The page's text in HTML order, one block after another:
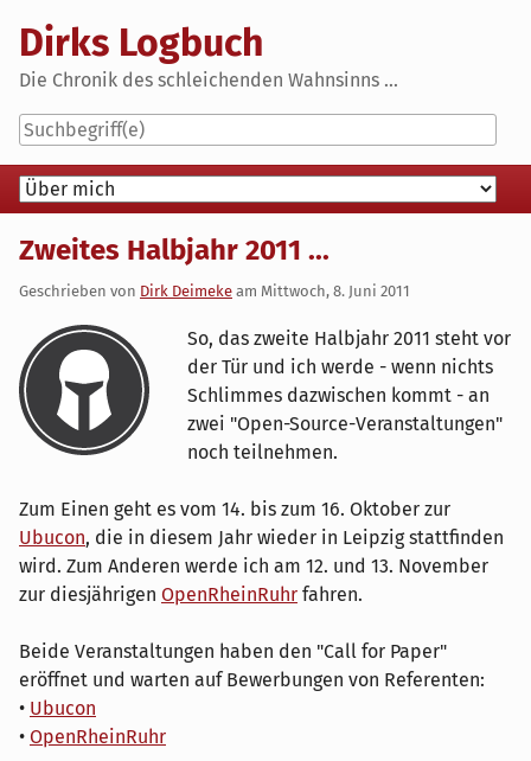
content
Dirks Logbuch
Die Chronik des schleichenden Wahnsinns ...
Navigation
Zweites Halbjahr 2011 ...
Geschrieben von Dirk Deimeke am Mittwoch, 8. Juni 2011
So, das zweite Halbjahr 2011 steht vor
der Tür und ich werde - wenn nichts
Schlimmes dazwischen kommt - an
zwei "Open-Source-Veranstaltungen"
noch teilnehmen.
Zum Einen geht es vom 14. bis zum 16. Oktober zur
Ubucon, die in diesem Jahr wieder in Leipzig stattfinden
wird. Zum Anderen werde ich am 12. und 13. November
zur diesjährigen OpenRheinRuhr fahren.
Beide Veranstaltungen haben den "Call for Paper"
eröffnet und warten auf Bewerbungen von Referenten:
• Ubucon
• OpenRheinRuhr